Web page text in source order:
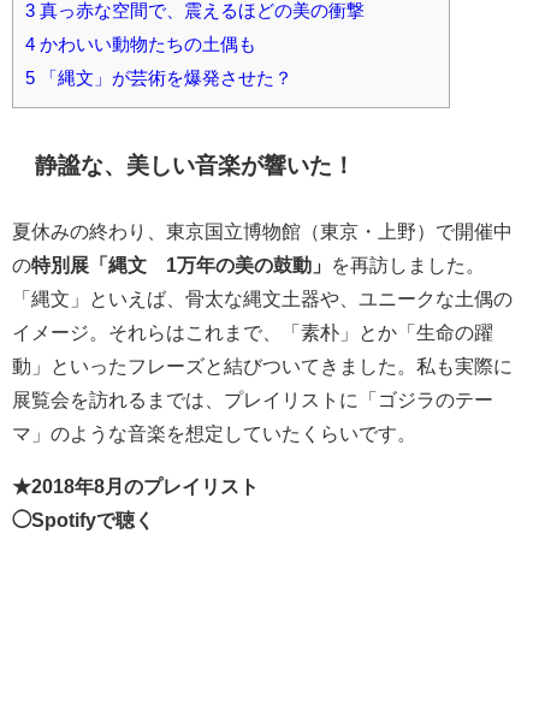
3 真っ赤な空間で、震えるほどの美の衝撃
4 かわいい動物たちの土偶も
5 「縄文」が芸術を爆発させた？
静謐な、美しい音楽が響いた！
夏休みの終わり、東京国立博物館（東京・上野）で開催中
の特別展「縄文 1万年の美の鼓動」
を再訪しました。
「縄文」といえば、骨太な縄文土器や、ユニークな土偶の
イメージ。それらはこれまで、「素朴」とか「生命の躍
動」といったフレーズと結びついてきました。私も実際に
展覧会を訪れるまでは、プレイリストに「ゴジラのテー
マ」のような音楽を想定していたくらいです。
★2018年8月のプレイリスト
◯Spotifyで聴く